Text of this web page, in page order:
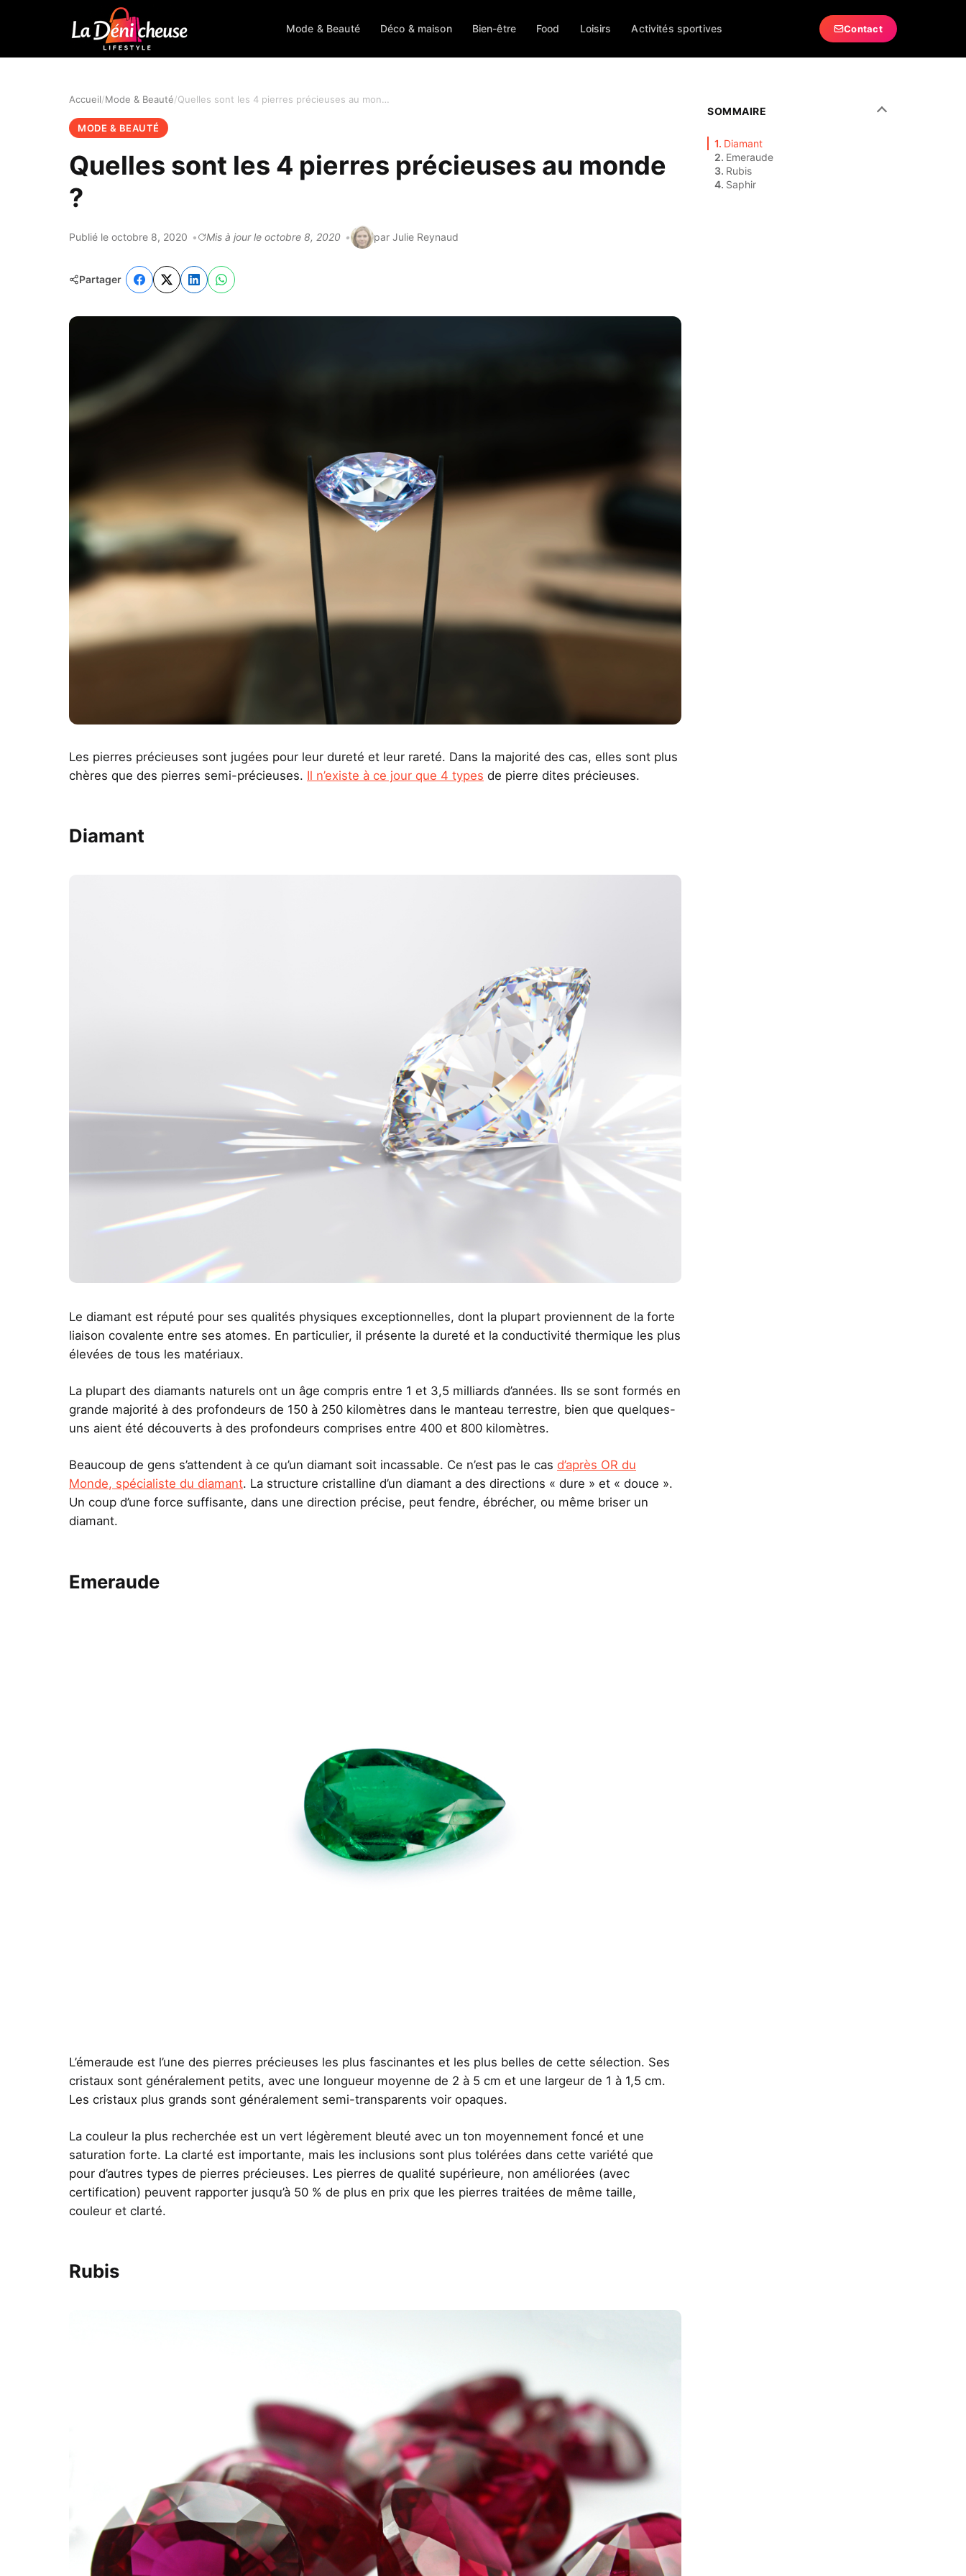
Mode & Beauté Déco & maison Bien-être Food Loisirs Activités sportives Contact
Accueil Mode & Beauté Quelles sont les 4 pierres précieuses au monde ?
MODE & BEAUTÉ
Quelles sont les 4 pierres précieuses au monde
?
Publié le octobre 8, 2020 Mis à jour le octobre 8, 2020 par Julie Reynaud
Partager
Les pierres précieuses sont jugées pour leur dureté et leur rareté. Dans la majorité des cas, elles sont plus
chères que des pierres semi-précieuses. Il n’existe à ce jour que 4 types de pierre dites précieuses.
Diamant
Le diamant est réputé pour ses qualités physiques exceptionnelles, dont la plupart proviennent de la forte
liaison covalente entre ses atomes. En particulier, il présente la dureté et la conductivité thermique les plus
élevées de tous les matériaux.
La plupart des diamants naturels ont un âge compris entre 1 et 3,5 milliards d’années. Ils se sont formés en
grande majorité à des profondeurs de 150 à 250 kilomètres dans le manteau terrestre, bien que quelques-
uns aient été découverts à des profondeurs comprises entre 400 et 800 kilomètres.
Beaucoup de gens s’attendent à ce qu’un diamant soit incassable. Ce n’est pas le cas d’après OR du
Monde, spécialiste du diamant. La structure cristalline d’un diamant a des directions « dure » et « douce ».
Un coup d’une force suffisante, dans une direction précise, peut fendre, ébrécher, ou même briser un
diamant.
Emeraude
L’émeraude est l’une des pierres précieuses les plus fascinantes et les plus belles de cette sélection. Ses
cristaux sont généralement petits, avec une longueur moyenne de 2 à 5 cm et une largeur de 1 à 1,5 cm.
Les cristaux plus grands sont généralement semi-transparents voir opaques.
La couleur la plus recherchée est un vert légèrement bleuté avec un ton moyennement foncé et une
saturation forte. La clarté est importante, mais les inclusions sont plus tolérées dans cette variété que
pour d’autres types de pierres précieuses. Les pierres de qualité supérieure, non améliorées (avec
certification) peuvent rapporter jusqu’à 50 % de plus en prix que les pierres traitées de même taille,
couleur et clarté.
Rubis
SOMMAIRE
Diamant
Emeraude
Rubis
Saphir